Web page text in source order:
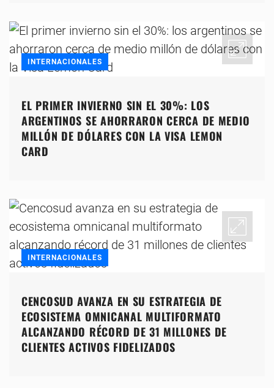
INTERNACIONALES
EL PRIMER INVIERNO SIN EL 30%: LOS
ARGENTINOS SE AHORRARON CERCA DE MEDIO
MILLÓN DE DÓLARES CON LA VISA LEMON
CARD
INTERNACIONALES
CENCOSUD AVANZA EN SU ESTRATEGIA DE
ECOSISTEMA OMNICANAL MULTIFORMATO
ALCANZANDO RÉCORD DE 31 MILLONES DE
CLIENTES ACTIVOS FIDELIZADOS